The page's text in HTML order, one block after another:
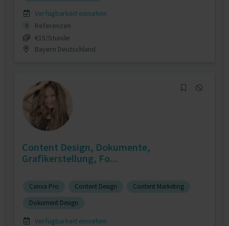
Verfügbarkeit einsehen
0
Referenzen
€15/Stunde
Bayern Deutschland
Content Design, Dokumente,
Grafikerstellung, Fo...
Canva Pro Content Design
Content Marketing
Dokument Design
Verfügbarkeit einsehen